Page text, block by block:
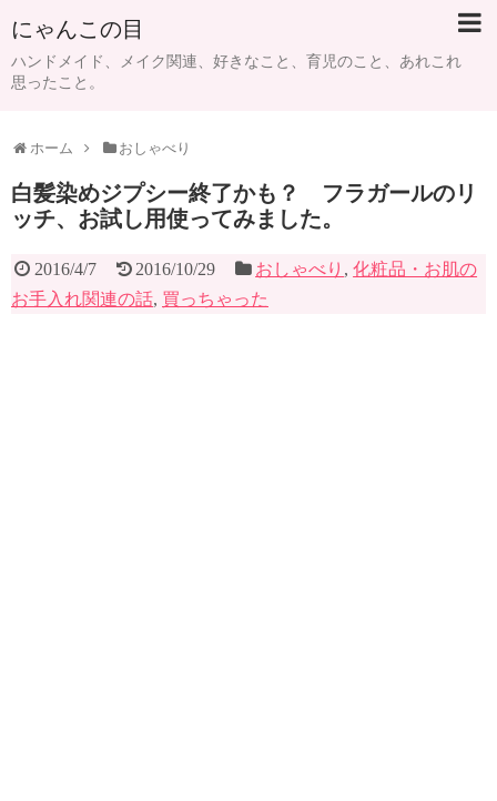
にゃんこの目
ハンドメイド、メイク関連、好きなこと、育児のこと、あれこれ
思ったこと。
ホーム おしゃべり
白髪染めジプシー終了かも？ フラガールのリ
ッチ、お試し用使ってみました。
2016/4/7 2016/10/29 おしゃべり ,化粧品・お肌の
お手入れ関連の話, 買っちゃった